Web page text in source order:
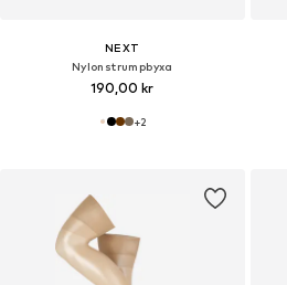
NEXT
Nylonstrumpbyxa
190,00 kr
+2